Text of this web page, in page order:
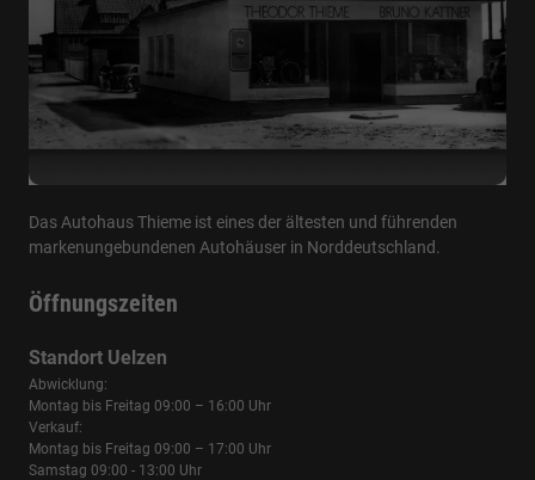
Das Autohaus Thieme ist eines der ältesten und führenden
markenungebundenen Autohäuser in Norddeutschland.
Öffnungszeiten
Standort Uelzen
Abwicklung:
Montag bis Freitag 09:00 – 16:00 Uhr
Verkauf:
Montag bis Freitag 09:00 – 17:00 Uhr
Samstag 09:00 - 13:00 Uhr